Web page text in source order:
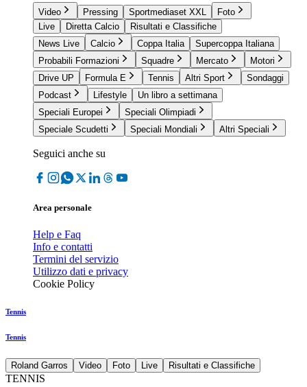
Video Pressing Sportmediaset XXL
Foto
Live
Diretta Calcio
Risultati e Classifiche
News Live
Calcio Coppa Italia
Supercoppa Italiana
Probabili Formazioni
Squadre Mercato
Motori
Drive UP
Formula E Tennis Altri Sport
Sondaggi
Podcast
Lifestyle
Un libro a settimana
Speciali Europei
Speciali Olimpiadi
Speciale Scudetti
Speciali Mondiali Altri Speciali
Seguici anche su
Area personale
Help e Faq
Info e contatti
Termini del servizio
Utilizzo dati e privacy
Cookie Policy
Tennis
Tennis
Roland Garros Video Foto Live Risultati e Classifiche
TENNIS